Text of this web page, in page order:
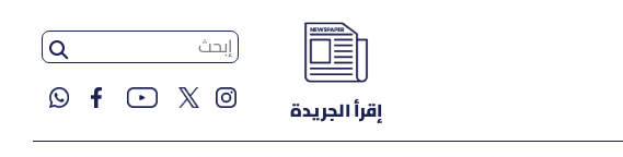
إقرأ الجريدة